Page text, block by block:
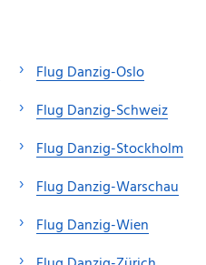
Flug Danzig-Oslo
Flug Danzig-Schweiz
Flug Danzig-Stockholm
Flug Danzig-Warschau
Flug Danzig-Wien